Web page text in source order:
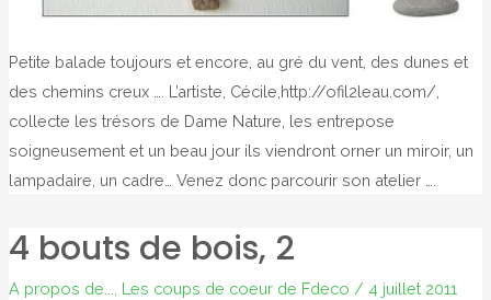
Petite balade toujours et encore, au gré du vent, des dunes et
des chemins creux …. L’artiste, Cécile,http://ofil2leau.com/,
collecte les trésors de Dame Nature, les entrepose
soigneusement et un beau jour ils viendront orner un miroir, un
lampadaire, un cadre… Venez donc parcourir son atelier ….
4 bouts de bois, 2
A propos de... Les coups de coeur de Fdeco / 4 juillet 2011